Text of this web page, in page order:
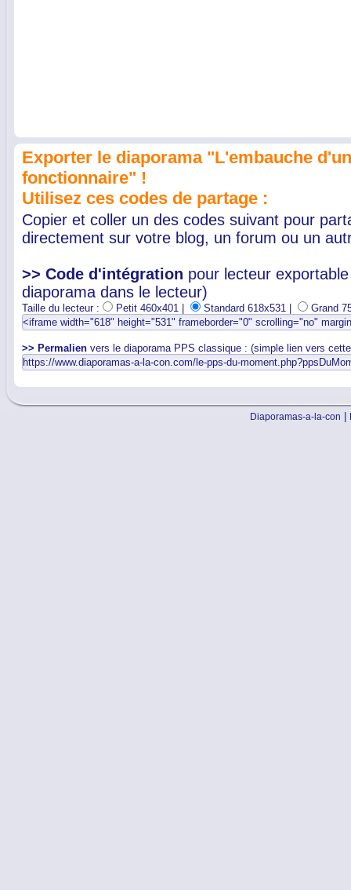
Exporter le diaporama "L'embauche
fonctionnaire" !
Utilisez ces codes de partage :
Copier et coller un des codes suivant pour
directement sur votre blog, un forum ou un
>> Code d'intégration pour lecteur
diaporama dans le lecteur)
Taille du lecteur : Petit 460x401 | Standard 618x531 | Grand
>> Permalien vers le diaporama PPS classique : (simple lien vers
Diaporamas-a-la-con